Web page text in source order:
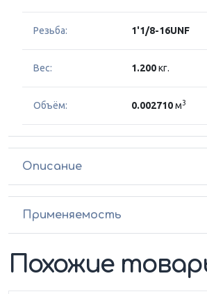
Резьба: 1'1/8-16UNF
Вес: 1.200кг.
Объём: 0.002710м3
Описание
Применяемость
Похожие